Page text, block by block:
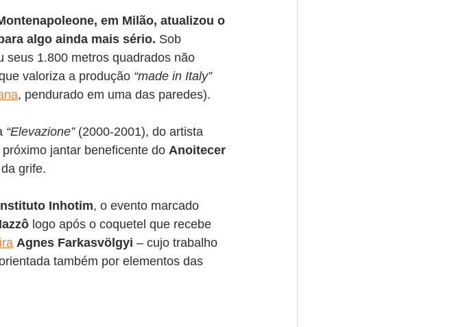
em Milão, atualizou o
algo ainda mais sério. Sob
seus 1.800 metros quadrados não
valoriza a produção “made in Italy”
, pendurado em uma das paredes).
“Elevazione” (2000-2001), do artista
jantar beneficente do Anoitecer
grife.
Inhotim, o evento marcado
logo após o coquetel que recebe
Agnes Farkasvölgyi – cujo trabalho
também por elementos das